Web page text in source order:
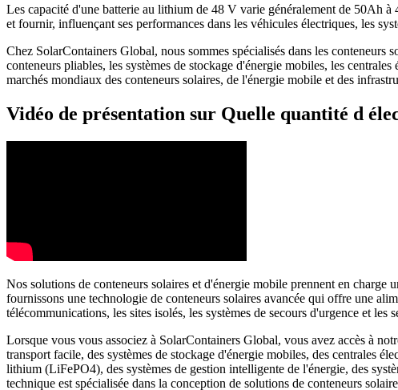
Les capacité d'une batterie au lithium de 48 V varie généralement de 50Ah
et fournir, influençant ses performances dans les véhicules électriques, les
Chez SolarContainers Global, nous sommes spécialisés dans les conteneurs
conteneurs pliables, les systèmes de stockage d'énergie mobiles, les
marchés mondiaux des conteneurs solaires, de l'énergie mobile et des
Vidéo de présentation sur Quelle quantité d
Nos solutions de conteneurs solaires et d'énergie mobile prennent en
fournissons une technologie de conteneurs solaires avancée qui offre une
télécommunications, les sites isolés, les systèmes de secours d'urgence et
Lorsque vous vous associez à SolarContainers Global, vous avez accès à
transport facile, des systèmes de stockage d'énergie mobiles, des centrales
lithium (LiFePO4), des systèmes de gestion intelligente de l'énergie, des
technique est spécialisée dans la conception de solutions de conteneurs